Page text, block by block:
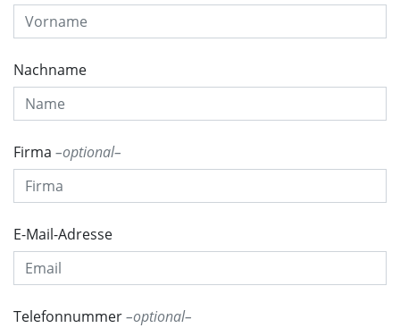
Nachname
Firma optional
E-Mail-Adresse
Telefonnummer optional